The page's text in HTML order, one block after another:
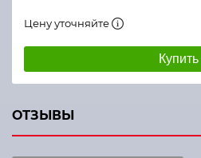
Цену уточняйте
Купить
ОТЗЫВЫ